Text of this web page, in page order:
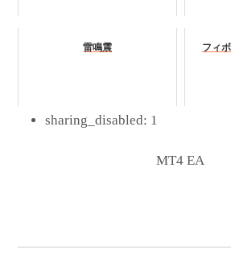
雷鳴震 フィ
sharing_disabled: 1
MT4 EA